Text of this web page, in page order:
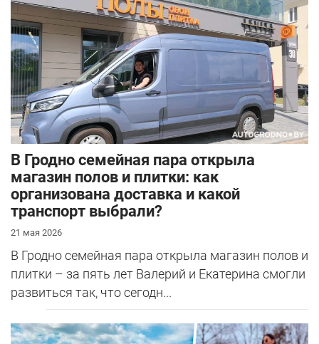
В Гродно семейная пара открыла
магазин полов и плитки: как
организована доставка и какой
транспорт выбрали?
21 мая 2026
В Гродно семейная пара открыла магазин полов и
плитки – за пять лет Валерий и Екатерина смогли
развиться так, что сегодн...